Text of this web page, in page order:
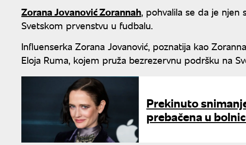
Zorana Jovanović Zorannah, pohvalila se da je njen
Svetskom prvenstvu u fudbalu.
Influenserka Zorana Jovanović, poznatija kao
Eloja Ruma, kojem pruža bezrezervnu podršku na
Prekinuto
prebačena u